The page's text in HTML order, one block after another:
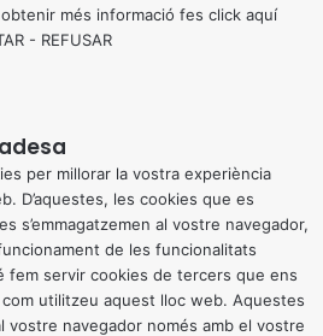
més informació fes click aquí
- REFUSAR
per millorar la vostra experiència
D’aquestes, les cookies que es
s’emmagatzemen al vostre navegador,
de les funcionalitats
fem servir cookies de tercers que ens
utilitzeu aquest lloc web. Aquestes
vostre navegador només amb el vostre